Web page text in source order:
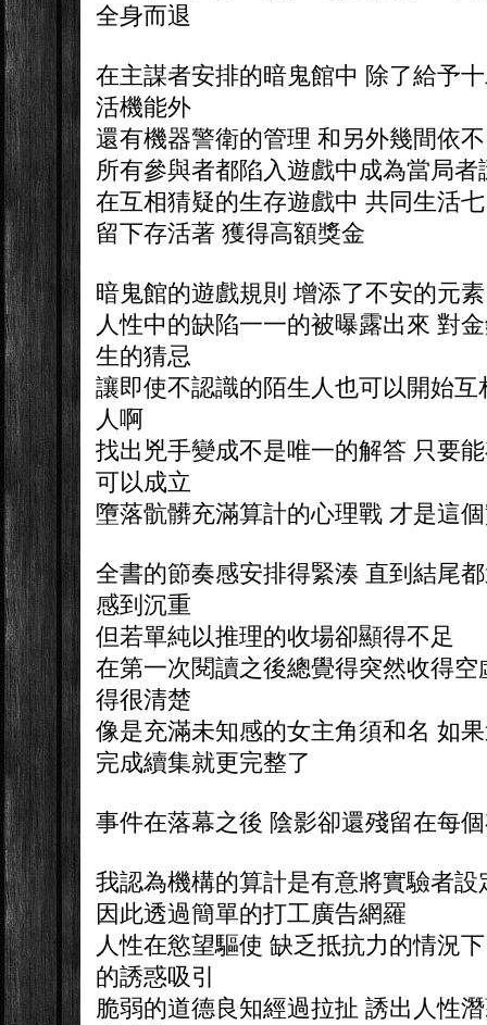
全身而退
在主謀者安排的暗鬼館中 除了給予
活機能外
還有機器警衛的管理 和另外幾間依
所有參與者都陷入遊戲中成為當局者
在互相猜疑的生存遊戲中 共同生活
留下存活著 獲得高額獎金
暗鬼館的遊戲規則 增添了不安的元素
人性中的缺陷一一的被曝露出來 對
生的猜忌
讓即使不認識的陌生人也可以開始
人啊
找出兇手變成不是唯一的解答 只要
可以成立
墮落骯髒充滿算計的心理戰 才是這
全書的節奏感安排得緊湊 直到結尾
感到沉重
但若單純以推理的收場卻顯得不足
在第一次閱讀之後總覺得突然收得
得很清楚
像是充滿未知感的女主角須和名 如
完成續集就更完整了
事件在落幕之後 陰影卻還殘留在每
我認為機構的算計是有意將實驗者
因此透過簡單的打工廣告網羅
人性在慾望驅使 缺乏抵抗力的情況
的誘惑吸引
脆弱的道德良知經過拉扯 誘出人性